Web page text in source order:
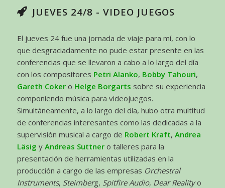
JUEVES 24/8 - VIDEO JUEGOS
El jueves 24 fue una jornada de viaje para mí, con lo
que desgraciadamente no pude estar presente en las
conferencias que se llevaron a cabo a lo largo del día
con los compositores Petri Alanko, Bobby Tahouri,
Gareth Cokero Helge Borgarts sobre su experiencia
componiendo música para videojuegos.
Simultáneamente, a lo largo del día, hubo otra multitud
de conferencias interesantes como las dedicadas a la
supervisión musical a cargo de Robert Kraft, Andrea
Läsig y Andreas Suttnero talleres para la
presentación de herramientas utilizadas en la
producción a cargo de las empresas Orchestral
Instruments, Steimberg, Spitfire Audio, Dear Realityo